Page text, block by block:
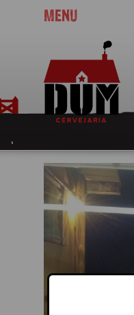
MENU